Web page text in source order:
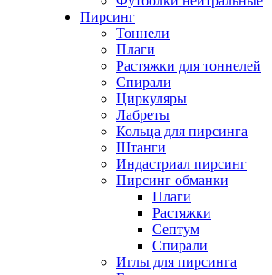
Пирсинг
Тоннели
Плаги
Растяжки для тоннелей
Спирали
Циркуляры
Лабреты
Кольца для пирсинга
Штанги
Индастриал пирсинг
Пирсинг обманки
Плаги
Растяжки
Септум
Спирали
Иглы для пирсинга